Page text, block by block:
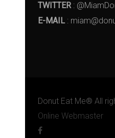
TWITTER:
E-MAIL:
Donut Eat Me® All
Online Webmaster